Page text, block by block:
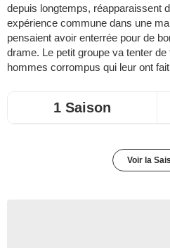
depuis longtemps, réapparaissent
expérience commune dans une
pensaient avoir enterrée pour de
drame. Le petit groupe va tenter
hommes corrompus qui leur ont
1 Saison
Voir la